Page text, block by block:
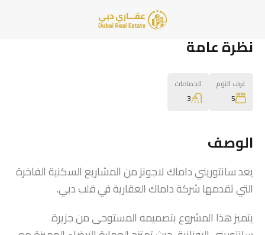
نظرة عامة
غرف النوم
5
الحمامات
3
الوصف
يعد سانتوريني داماك لاجونز من المشاريع السكنية الفاخرة
التي تقدمها شركة داماك العقارية في قلب دبي.
يتميز هذا المشروع بتصميمه المستوحى من جزيرة